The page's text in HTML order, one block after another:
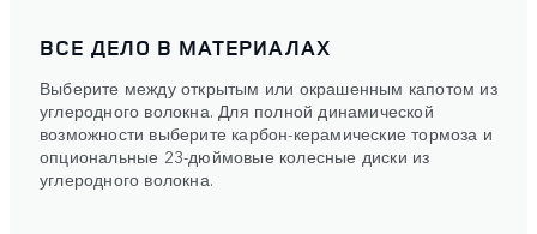
ВСЕ ДЕЛО В МАТЕРИАЛАХ
Выберите между открытым или окрашенным капотом из
углеродного волокна. Для полной динамической
возможности выберите карбон-керамические тормоза и
опциональные 23-дюймовые колесные диски из
углеродного волокна.